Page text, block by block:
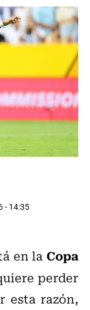
- 14:35
en laCopa
perder
esta razón,